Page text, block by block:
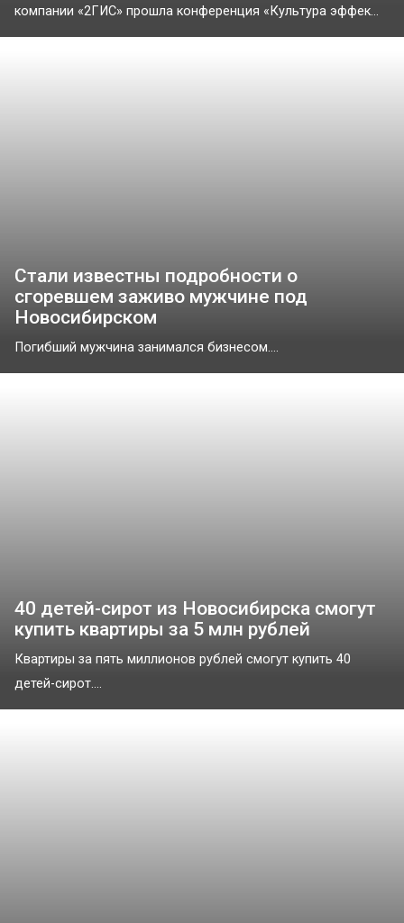
компании «2ГИС» прошла конференция «Культура эффек...
Стали известны подробности о
сгоревшем заживо мужчине под
Новосибирском
Погибший мужчина занимался бизнесом....
40 детей-сирот из Новосибирска смогут
купить квартиры за 5 млн рублей
Квартиры за пять миллионов рублей смогут купить 40
детей-сирот....